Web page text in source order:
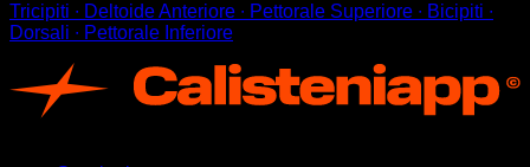
Tricipiti ∙ Deltoide Anteriore ∙ Pettorale Superiore ∙ Bicipiti ∙
Dorsali ∙ Pettorale Inferiore